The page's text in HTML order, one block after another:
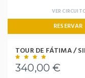
VER
RESERVAR
TOUR DE FÁTIMA /
340,00 €